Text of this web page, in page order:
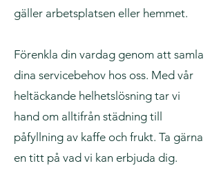
gäller arbetsplatsen eller hemmet.
Förenkla din vardag genom att samla
dina servicebehov hos oss. Med vår
heltäckande helhetslösning tar vi
hand om alltifrån städning till
påfyllning av kaffe och frukt. Ta gärna
en titt på vad vi kan erbjuda dig.